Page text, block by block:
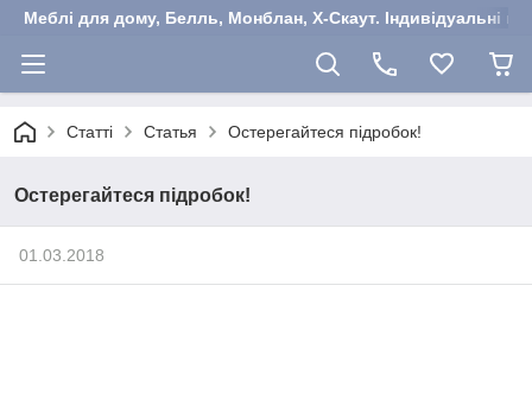
Меблі для дому, Белль, Монблан, Х-Скаут. Індивідуальні
Статті Статья Остерегайтеся підробок!
Остерегайтеся підробок!
01.03.2018